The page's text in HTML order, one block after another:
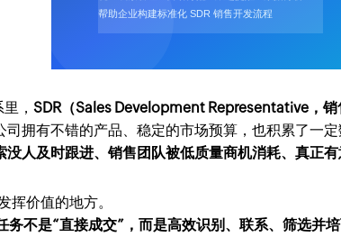
里，SDR（Sales Development Representative，销
司拥有不错的产品、稳定的市场预算，也积累了一
没人及时跟进、销售团队被低质量商机消耗、真正有
挥价值的地方。
务不是“直接成交”，而是高效识别、联系、筛选并